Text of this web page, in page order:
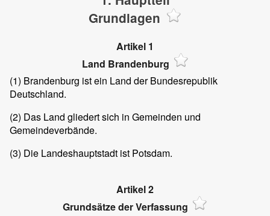
Grundlagen
Artikel 1
Land Brandenburg
(1) Brandenburg ist ein Land der Bundesrepublik
Deutschland.
(2) Das Land gliedert sich in Gemeinden und
Gemeindeverbände.
(3) Die Landeshauptstadt ist Potsdam.
Artikel 2
Grundsätze der Verfassung